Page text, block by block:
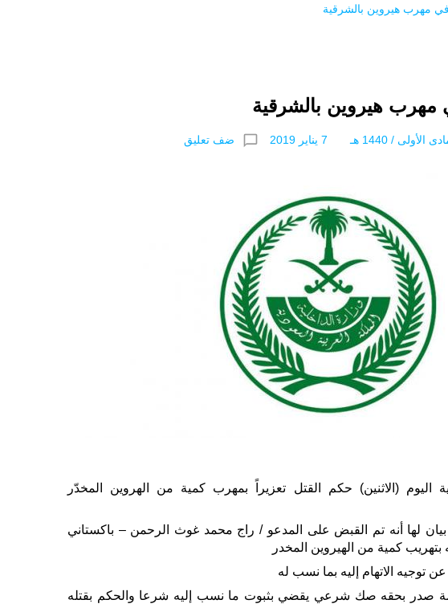
في مهرب هيروين بالشرقية
مهرب هيروين بالشرقية
chat_bubble_outline ضف تعليق
اليوم (الاثنين) حكم القتل تعزيراً بمهرب كمية من الهروين المخدّر
بيان لها أنه تم القبض على المدعو / راج محمد غوث الرحمن – باكستاني
بتهريب كمية من الهيروين المخدر
توجيه الاتهام إليه بما نسب له
صدر بحقه صك شرعي يقضي بثبوت ما نسب إليه شرعا والحكم بقتله